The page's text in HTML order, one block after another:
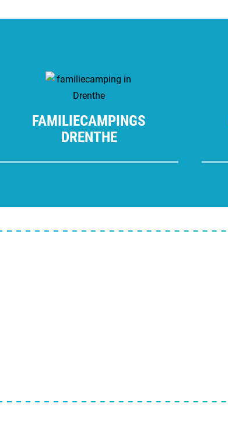
FAMILIECAMPINGS
DRENTHE